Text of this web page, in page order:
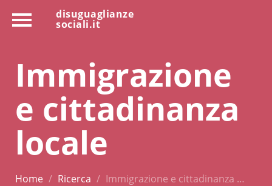
disuguaglianze
sociali.it
Immigrazione
e cittadinanza
locale
Home Ricerca Immigrazione e cittadinanza …